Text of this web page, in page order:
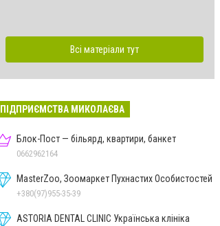
Всі матеріали тут
ПІДПРИЄМСТВА МИКОЛАЄВА
Блок-Пост — більярд, квартири, банкет
0662962164
MasterZoo, Зоомаркет Пухнастих Особистостей
+380(97)955-35-39
ASTORIA DENTAL CLINIC Українська клініка